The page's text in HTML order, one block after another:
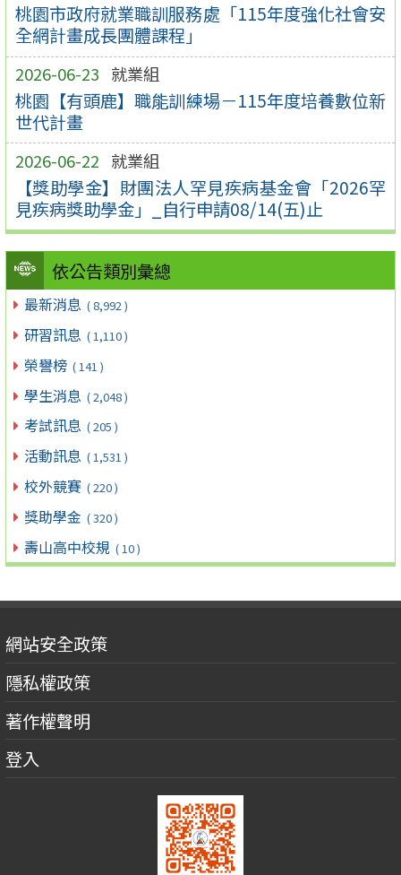
桃園市政府就業職訓服務處「115年度強化社會安
全網計畫成長團體課程」
2026-06-23 就業組
桃園【有頭鹿】職能訓練場－115年度培養數位新
世代計畫
2026-06-22 就業組
【獎助學金】財團法人罕見疾病基金會「2026罕
見疾病獎助學金」_自行申請08/14(五)止
依公告類別彙總
最新消息 ( 8,992 )
研習訊息 ( 1,110 )
榮譽榜 ( 141 )
學生消息 ( 2,048 )
考試訊息 ( 205 )
活動訊息 ( 1,531 )
校外競賽 ( 220 )
獎助學金 ( 320 )
壽山高中校規 ( 10 )
網站安全政策
隱私權政策
著作權聲明
登入